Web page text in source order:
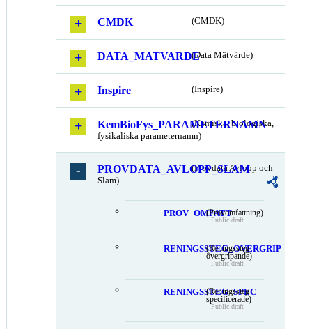
CMDK (CMDK)
DATA_MATVARDE(Data Mätvärde)
Inspire (Inspire)
KemBioFys_PARAMETERNAMN
(Kemiska, biologiska,
fysikaliska parameternamn)
PROVDATA_AVLOPP_SLAM
(Provdata Avlopp och
Slam)
PROV_OMFATT(Provomfattning)
Public draft
RENINGSSTEG_OVERGRIP
(Reningssteg
övergripande)
Public draft
RENINGSSTEG_SPEC
(Reningssteg
specificerade)
Public draft